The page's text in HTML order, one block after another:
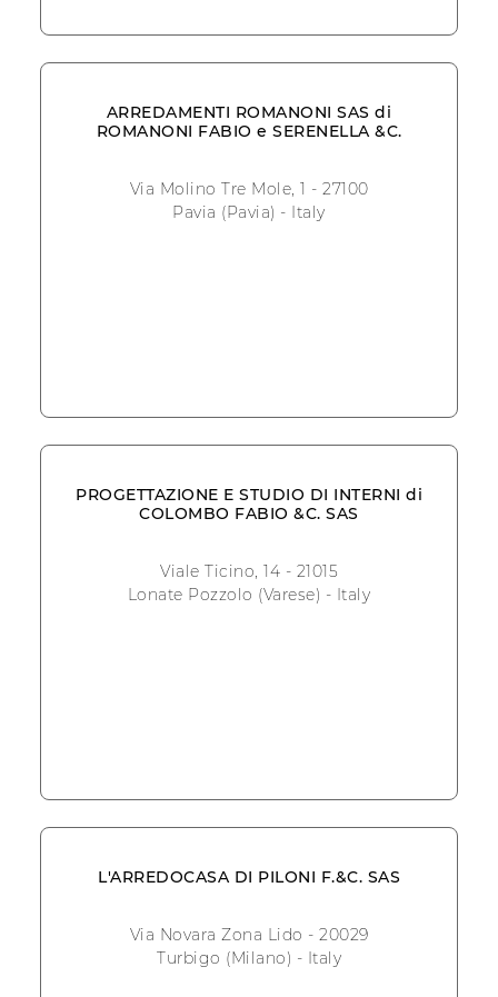
ARREDAMENTI ROMANONI SAS di
ROMANONI FABIO e SERENELLA &C.
Via Molino Tre Mole, 1 - 27100
Pavia (Pavia) - Italy
PROGETTAZIONE E STUDIO DI INTERNI di
COLOMBO FABIO &C. SAS
Viale Ticino, 14 - 21015
Lonate Pozzolo (Varese) - Italy
L'ARREDOCASA DI PILONI F.&C. SAS
Via Novara Zona Lido - 20029
Turbigo (Milano) - Italy